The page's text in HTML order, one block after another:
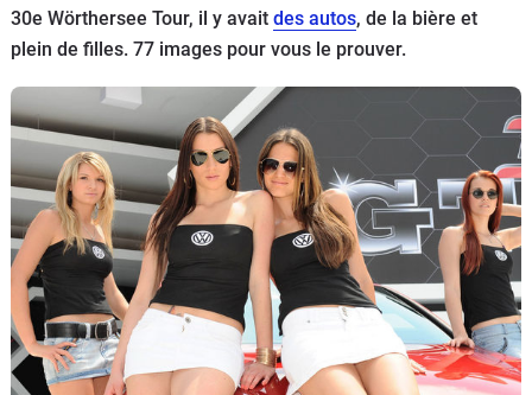
Forum
Marques
30e Wörthersee Tour, il y avait des autos, de la bière et
plein de filles. 77 images pour vous le prouver.